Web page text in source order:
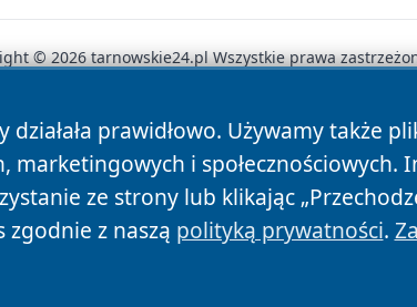
prawidłowo. Używamy także
marketingowych i
ze strony lub klikając
z naszą polityką prywatności.
© 2026 tarnowskie24.pl Wszystkie prawa
Autorzy Polityka Prywatności Polityka